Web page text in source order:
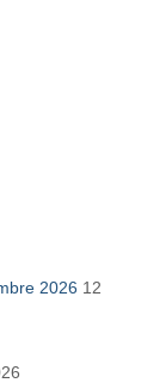
2026 12